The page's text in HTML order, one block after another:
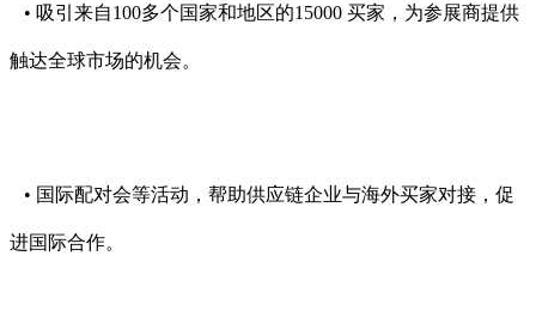
• 吸引来自100多个国家和地区的15000 买家，为参展商提供
触达全球市场的机会。
• 国际配对会等活动，帮助供应链企业与海外买家对接，促
进国际合作。